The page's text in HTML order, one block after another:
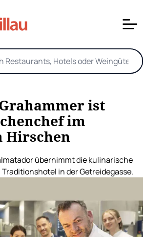
ist
im
Hirschen
übernimmt die kulinarische
in der Getreidegasse.